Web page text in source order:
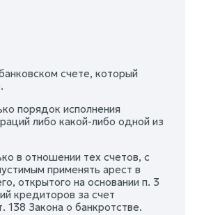
счете, который
порядок исполнения
либо какой-либо одной из
в отношении тех счетов, с
применять арест в
открытого на основании п. 3
кредиторов за счет
138 Закона о банкротстве.